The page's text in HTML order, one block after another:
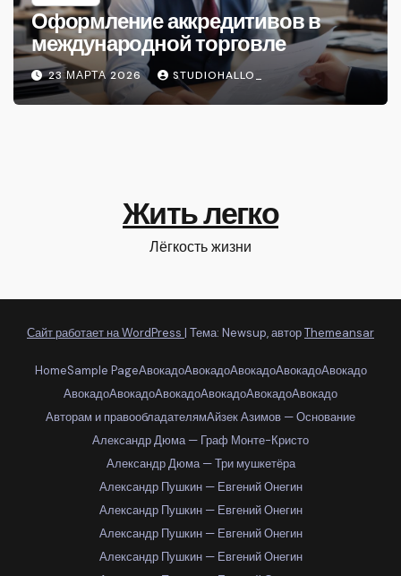
Оформление аккредитивов в
международной торговле
23 МАРТА 2026 STUDIOHALLO_
Жить легко
Лёгкость жизни
Сайт работает на WordPress | Тема: Newsup, авторThemeansar
HomeSample PageАвокадоАвокадоАвокадоАвокадоАвокадо
АвокадоАвокадоАвокадоАвокадоАвокадоАвокадо
Авторам и правообладателямАйзек Азимов — Основание
Александр Дюма — Граф Монте-Кристо
Александр Дюма — Три мушкетёра
Александр Пушкин — Евгений Онегин
Александр Пушкин — Евгений Онегин
Александр Пушкин — Евгений Онегин
Александр Пушкин — Евгений Онегин